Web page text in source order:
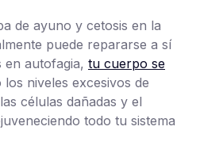
de ayuno y cetosis en la
puede repararse a sí
en autofagia, tu cuerpo se
niveles excesivos de
células dañadas y el
todo tu sistema